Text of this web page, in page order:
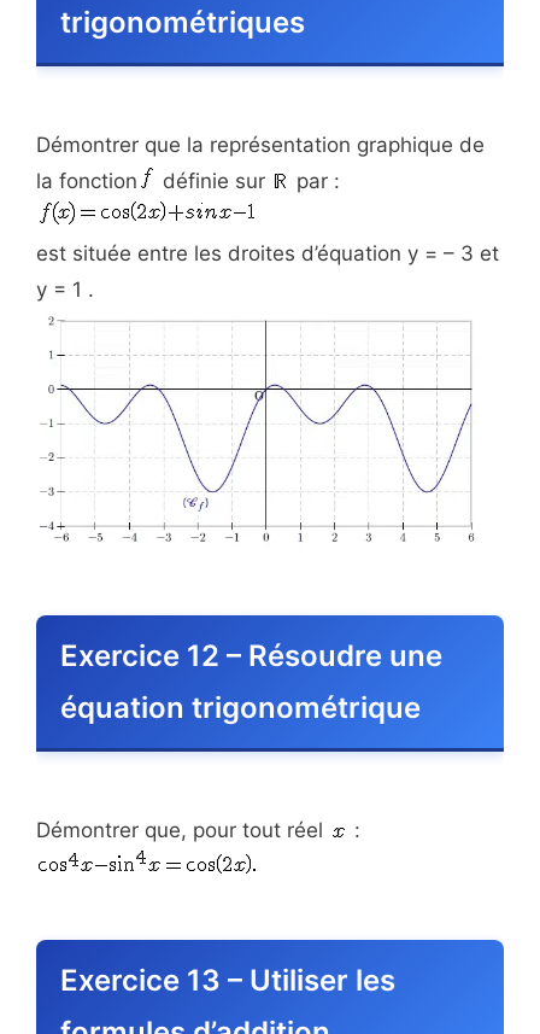
trigonométriques
Démontrer que la représentation graphique de
la fonction
définie sur par :
est située entre les droites d’équation y = – 3 et
y = 1 .
Exercice 12 – Résoudre une
équation trigonométrique
Démontrer que, pour tout réel :
Exercice 13 – Utiliser les